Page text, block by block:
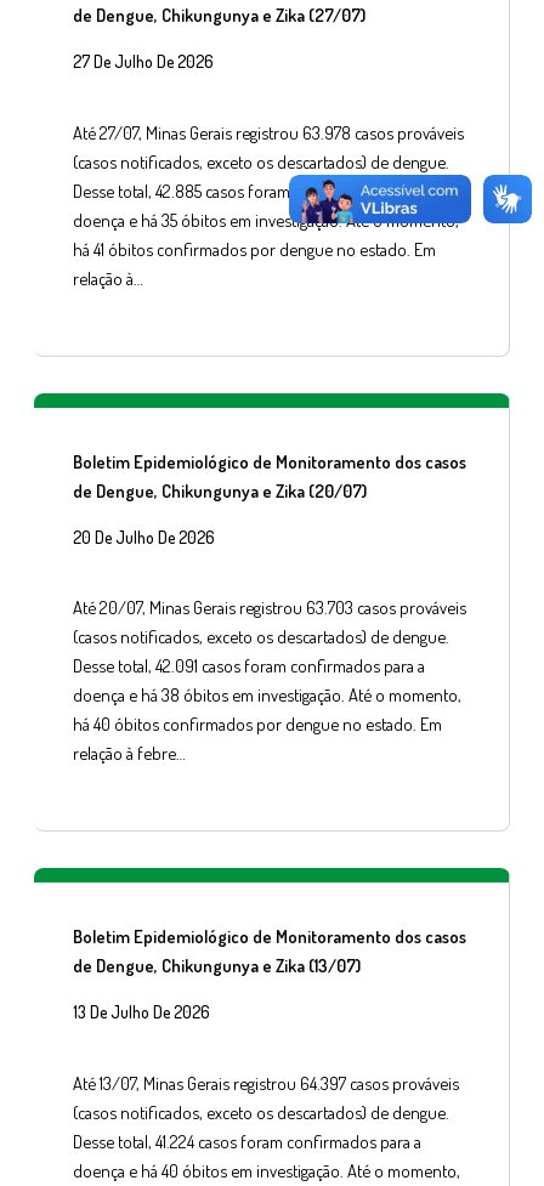
de Dengue, Chikungunya e Zika (27/07)
27 De Julho De 2026
Até 27/07, Minas Gerais registrou 63.978 casos prováveis
(casos notificados, exceto os descartados) de dengue.
Desse total, 42.885 casos foram confirmados para a
doença e há 35 óbitos em investigação. Até o momento,
há 41 óbitos confirmados por dengue no estado. Em
relação à…
Boletim Epidemiológico de Monitoramento dos casos
de Dengue, Chikungunya e Zika (20/07)
20 De Julho De 2026
Até 20/07, Minas Gerais registrou 63.703 casos prováveis
(casos notificados, exceto os descartados) de dengue.
Desse total, 42.091 casos foram confirmados para a
doença e há 38 óbitos em investigação. Até o momento,
há 40 óbitos confirmados por dengue no estado. Em
relação à febre…
Boletim Epidemiológico de Monitoramento dos casos
de Dengue, Chikungunya e Zika (13/07)
13 De Julho De 2026
Até 13/07, Minas Gerais registrou 64.397 casos prováveis
(casos notificados, exceto os descartados) de dengue.
Desse total, 41.224 casos foram confirmados para a
doença e há 40 óbitos em investigação. Até o momento,